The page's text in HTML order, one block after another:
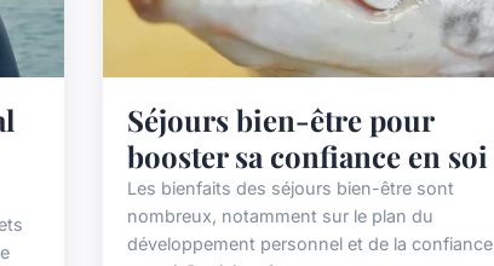
Séjours bien-être pour
booster sa confiance en soi
Les bienfaits des séjours bien-être sont
nombreux, notamment sur le plan du
développement personnel et de la confiance